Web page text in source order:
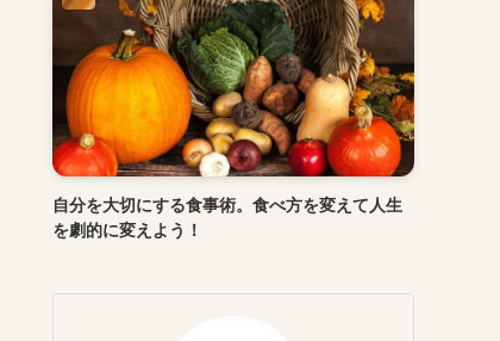
自分を大切にする食事術。食べ方を変えて人生
を劇的に変えよう！